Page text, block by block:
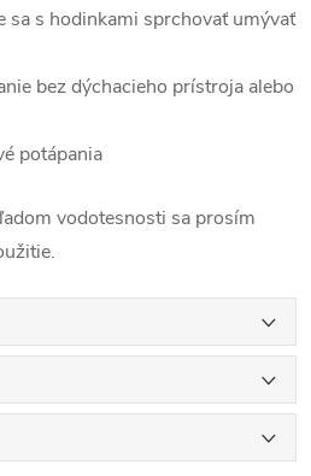
hodinkami sprchovať umývať
bez dýchacieho prístroja alebo
potápania
vodotesnosti sa prosím